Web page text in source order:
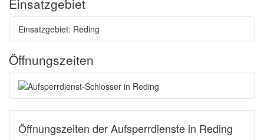
Einsatzgebiet
Einsatzgebiet: Reding
Öffnungszeiten
Öffnungszeiten der Aufsperrdienste in Reding